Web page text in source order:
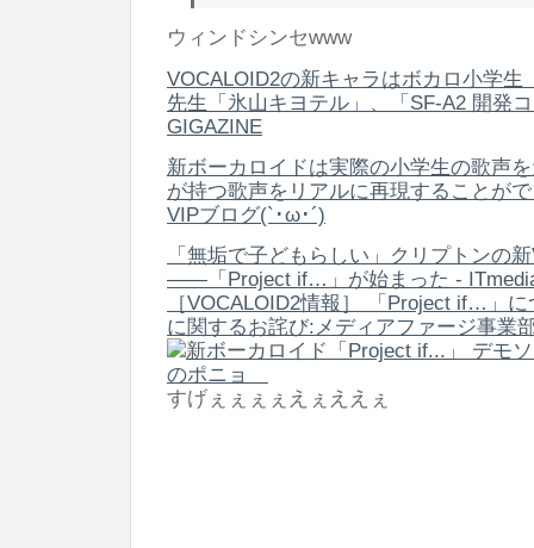
ウィンドシンセwww
VOCALOID2の新キャラはボカロ小学生
先生「氷山キヨテル」、「SF-A2 開発
GIGAZINE
新ボーカロイドは実際の小学生の歌声
が持つ歌声をリアルに再現することが
VIPブログ(`･ω･´)
「無垢で子どもらしい」クリプトンの
――「Project if…」が始まった -
［VOCALOID2情報］ 「Project if…」
に関するお詫び:メディアファージ事業
すげぇぇぇぇえぇええぇ